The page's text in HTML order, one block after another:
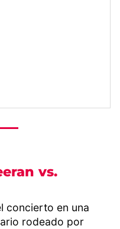
vs.
concierto en una
rodeado por